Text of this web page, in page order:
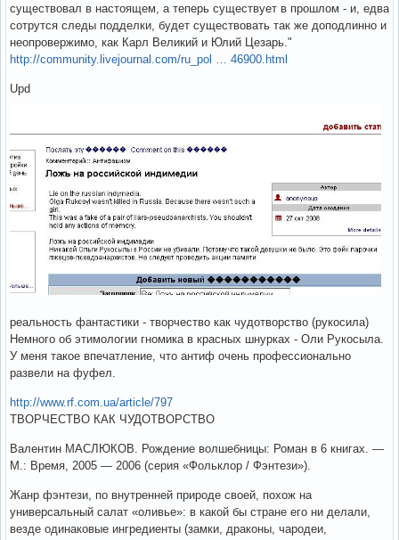
существовал в настоящем, а теперь существует в прошлом - и, едва
сотрутся следы подделки, будет существовать так же доподлинно и
неопровержимо, как Карл Великий и Юлий Цезарь."
http://community.livejournal.com/ru_pol … 46900.html
Upd
реальность фантастики - творчество как чудотворство (рукосила)
Немного об этимологии гномика в красных шнурках - Оли Рукосыла.
У меня такое впечатление, что антиф очень профессионально
развели на фуфел.
http://www.rf.com.ua/article/797
ТВОРЧЕСТВО КАК ЧУДОТВОРСТВО
Валентин МАСЛЮКОВ. Рождение волшебницы: Роман в 6 книгах. —
М.: Время, 2005 — 2006 (серия «Фольклор / Фэнтези»).
Жанр фэнтези, по внутренней природе своей, похож на
универсальный салат «оливье»: в какой бы стране его ни делали,
везде одинаковые ингредиенты (замки, драконы, чародеи,